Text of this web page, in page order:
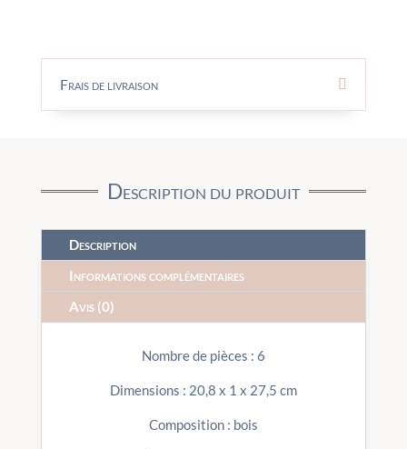
Frais de livraison
Description du produit
Description
Informations complémentaires
Avis (0)
Nombre de pièces : 6
Dimensions : 20,8 x 1 x 27,5 cm
Composition : bois